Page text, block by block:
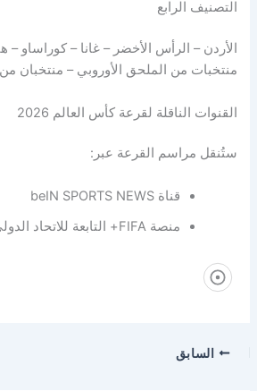
التصنيف الرابع
الأردن – الرأس الأخضر – غانا – كوراساو –
منتخبات من الملحق الأوروبي – منتخبان
القنوات الناقلة لقرعة كأس العالم 2026
ستُنقل مراسم القرعة عبر:
قناة beIN SPORTS NEWS
منصة FIFA+ التابعة للاتحاد الدولي لكرة القدم
السابق